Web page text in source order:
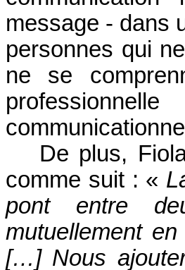
message - dans
personnes qui
ne se
De plus,
comme suit : «
pont entre
mutuellement
[…] Nous